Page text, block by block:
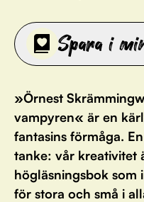
Spara i
»Örnest
vampyren« är en
fantasins förmåga.
tanke: vår kreativitet
högläsningsbok
för stora och små i